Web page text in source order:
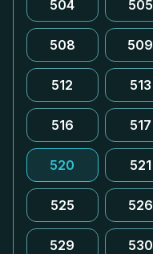
504 505
508 509
512 513
516 517
520 521
525 526
529 530